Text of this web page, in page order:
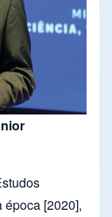
[2020],